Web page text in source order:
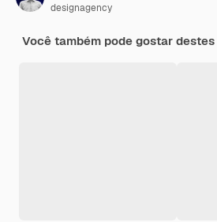
designagency
Você também pode gostar destes